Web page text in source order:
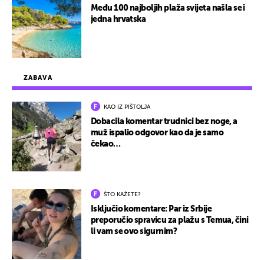
ZABAVA
KAO IZ PIŠTOLJA
Dobacila komentar trudnici bez noge, a
muž ispalio odgovor kao da je samo
čekao…
ŠTO KAŽETE?
Isključio komentare: Par iz Srbije
preporučio spravicu za plažu s Temua, čini
li vam se ovo sigurnim?
Među 100 najboljih plaža svijeta našla se i
jedna hrvatska